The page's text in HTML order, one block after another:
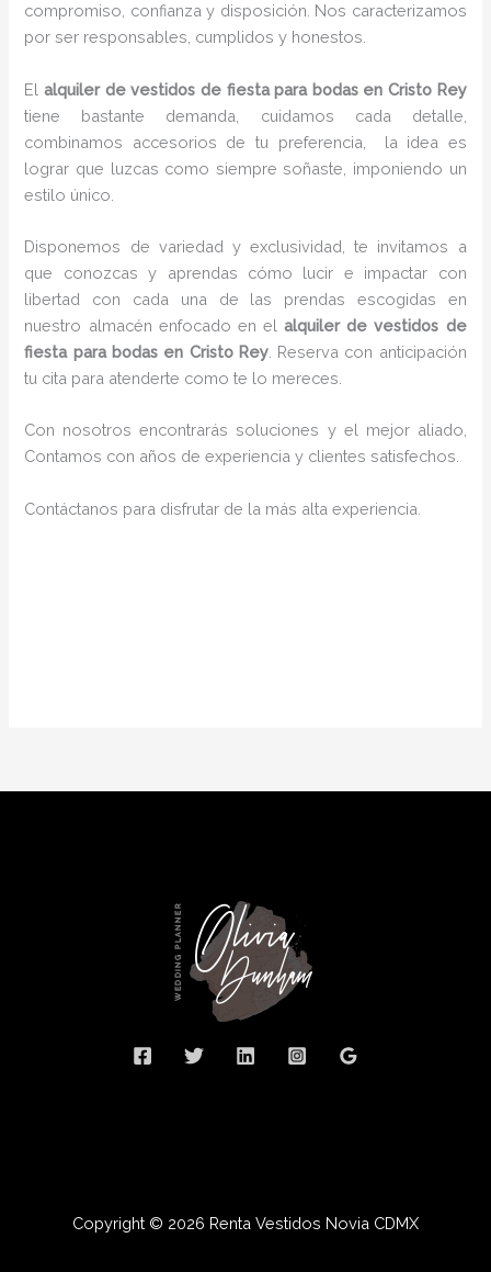
compromiso, confianza y disposición. Nos caracterizamos
por ser responsables, cumplidos y honestos.
Elalquiler de vestidos de fiesta para bodas en Cristo Rey
tiene bastante demanda, cuidamos cada detalle,
combinamos accesorios de tu preferencia, la idea es
lograr que luzcas como siempre soñaste, imponiendo un
estilo único.
Disponemos de variedad y exclusividad, te invitamos a
que conozcas y aprendas cómo lucir e impactar con
libertad con cada una de las prendas escogidas en
nuestro almacén enfocado en elalquiler de vestidos de
fiesta para bodas en Cristo Rey. Reserva con anticipación
tu cita para atenderte como te lo mereces.
Con nosotros encontrarás soluciones y el mejor aliado,
Contamos con años de experiencia y clientes satisfechos.
Contáctanos para disfrutar de la más alta experiencia.
Copyright © 2026 Renta Vestidos Novia CDMX